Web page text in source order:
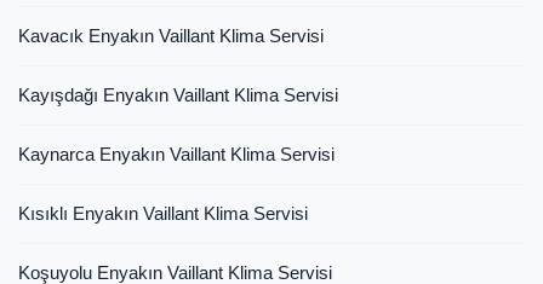
Kavacık Enyakın Vaillant Klima Servisi
Kayışdağı Enyakın Vaillant Klima Servisi
Kaynarca Enyakın Vaillant Klima Servisi
Kısıklı Enyakın Vaillant Klima Servisi
Koşuyolu Enyakın Vaillant Klima Servisi